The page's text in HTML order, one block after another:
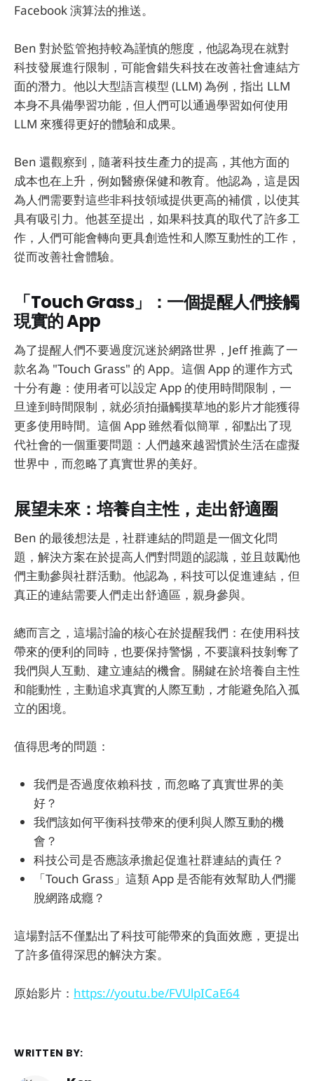
Facebook 演算法的推送。
Ben 對於監管抱持較為謹慎的態度，他認為現在就對
科技發展進行限制，可能會錯失科技在改善社會連結方
面的潛力。他以大型語言模型 (LLM) 為例，指出 LLM
本身不具備學習功能，但人們可以通過學習如何使用
LLM 來獲得更好的體驗和成果。
Ben 還觀察到，隨著科技生產力的提高，其他方面的
成本也在上升，例如醫療保健和教育。他認為，這是因
為人們需要對這些非科技領域提供更高的補償，以使其
具有吸引力。他甚至提出，如果科技真的取代了許多工
作，人們可能會轉向更具創造性和人際互動性的工作，
從而改善社會體驗。
「Touch Grass」：一個提醒人們接觸
現實的 App
為了提醒人們不要過度沉迷於網路世界，Jeff 推薦了一
款名為 "Touch Grass" 的 App。這個 App 的運作方式
十分有趣：使用者可以設定 App 的使用時間限制，一
旦達到時間限制，就必須拍攝觸摸草地的影片才能獲得
更多使用時間。這個 App 雖然看似簡單，卻點出了現
代社會的一個重要問題：人們越來越習慣於生活在虛擬
世界中，而忽略了真實世界的美好。
展望未來：培養自主性，走出舒適圈
Ben 的最後想法是，社群連結的問題是一個文化問
題，解決方案在於提高人們對問題的認識，並且鼓勵他
們主動參與社群活動。他認為，科技可以促進連結，但
真正的連結需要人們走出舒適區，親身參與。
總而言之，這場討論的核心在於提醒我們：在使用科技
帶來的便利的同時，也要保持警惕，不要讓科技剝奪了
我們與人互動、建立連結的機會。關鍵在於培養自主性
和能動性，主動追求真實的人際互動，才能避免陷入孤
立的困境。
值得思考的問題：
我們是否過度依賴科技，而忽略了真實世界的美
好？
我們該如何平衡科技帶來的便利與人際互動的機
會？
科技公司是否應該承擔起促進社群連結的責任？
「Touch Grass」這類 App 是否能有效幫助人們擺
脫網路成癮？
這場對話不僅點出了科技可能帶來的負面效應，更提出
了許多值得深思的解決方案。
原始影片： https://youtu.be/FVUlpICaE64
WRITTEN BY: